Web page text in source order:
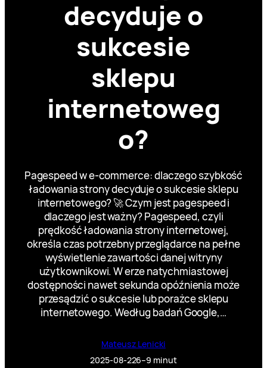
decyduje o
sukcesie
sklepu
internetoweg
o?
Pagespeed w e-commerce: dlaczego szybkość
ładowania strony decyduje o sukcesie sklepu
internetowego? 🚀 Czym jest pagespeed i
dlaczego jest ważny? Pagespeed, czyli
prędkość ładowania strony internetowej,
określa czas potrzebny przeglądarce na pełne
wyświetlenie zawartości danej witryny
użytkownikowi. W erze natychmiastowej
dostępności nawet sekunda opóźnienia może
przesądzić o sukcesie lub porażce sklepu
internetowego. Według badań Google,…
Mateusz Lenicki
2025-08-226–9 minut